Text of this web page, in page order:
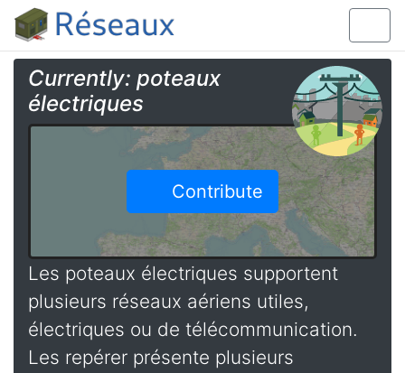
Currently: poteaux
électriques
Contribute
Les poteaux électriques supportent
plusieurs réseaux aériens utiles,
électriques ou de télécommunication.
Les repérer présente plusieurs